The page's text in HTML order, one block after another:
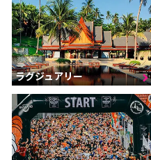
ラグジュアリー